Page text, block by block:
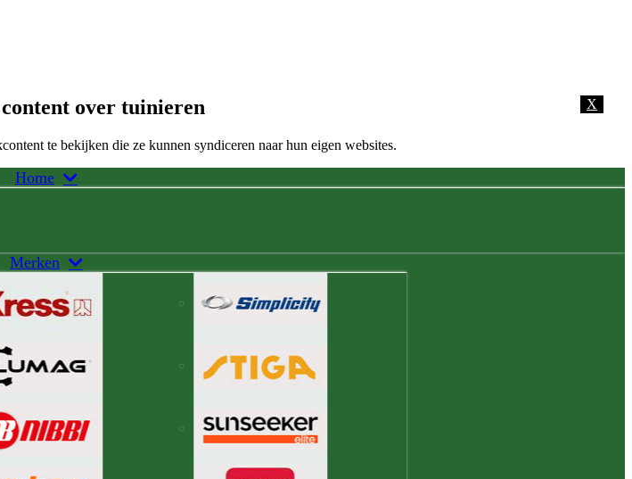
X
over tuinieren
te bekijken die ze kunnen syndiceren naar hun eigen websites.
Home
Merken